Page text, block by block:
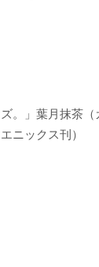
。」葉月抹茶
ニックス刊）